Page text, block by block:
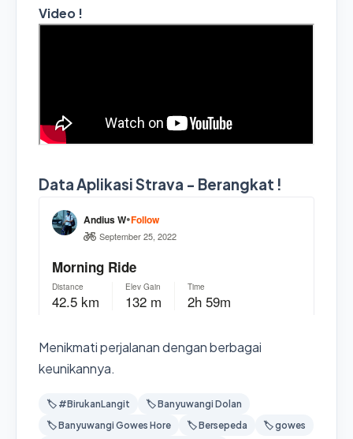
Video !
Data Aplikasi Strava - Berangkat !
Menikmati perjalanan dengan berbagai
keunikannya.
🏷️ #BirukanLangit
🏷️ Banyuwangi Dolan
🏷️ Banyuwangi Gowes Hore
🏷️ Bersepeda
🏷️ gowes